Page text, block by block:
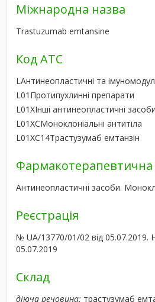
Міжнародна назва
Trastuzumab emtansine
Код АТС
LАнтинеопластичні та
L01 Протипухлинні препарати
L01XІнші антинеопластичні засоби
L01XCМоноклоніальні антитіла
L01XC14Трастузумаб емтанзін
Фармакотерапевтична
Антинеопластичні засоби.
Реєстрація
№ UA/13770/01/02 від 05.07.2019.
05.07.2019
Склад
діюча речовина: трастузумаб